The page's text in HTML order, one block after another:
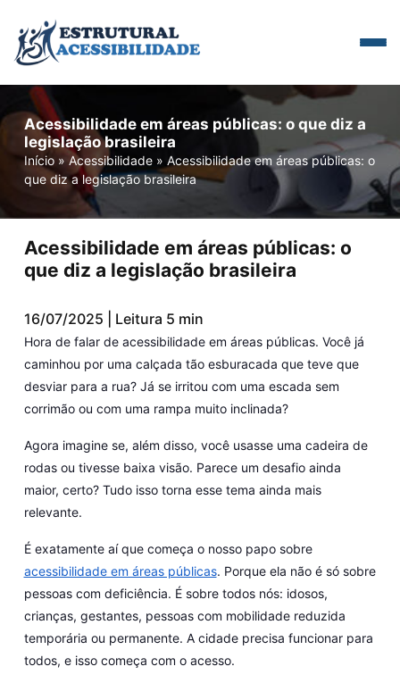
Acessibilidade em áreas públicas: o que diz a
legislação brasileira
Início» Acessibilidade» Acessibilidade em áreas públicas: o
que diz a legislação brasileira
Acessibilidade em áreas públicas: o
que diz a legislação brasileira
16/07/2025 | Leitura 5 min
Hora de falar de acessibilidade em áreas públicas. Você já
caminhou por uma calçada tão esburacada que teve que
desviar para a rua? Já se irritou com uma escada sem
corrimão ou com uma rampa muito inclinada?
Agora imagine se, além disso, você usasse uma cadeira de
rodas ou tivesse baixa visão. Parece um desafio ainda
maior, certo? Tudo isso torna esse tema ainda mais
relevante.
É exatamente aí que começa o nosso papo sobre
acessibilidade em áreas públicas. Porque ela não é só sobre
pessoas com deficiência. É sobre todos nós: idosos,
crianças, gestantes, pessoas com mobilidade reduzida
temporária ou permanente. A cidade precisa funcionar para
todos, e isso começa com o acesso.